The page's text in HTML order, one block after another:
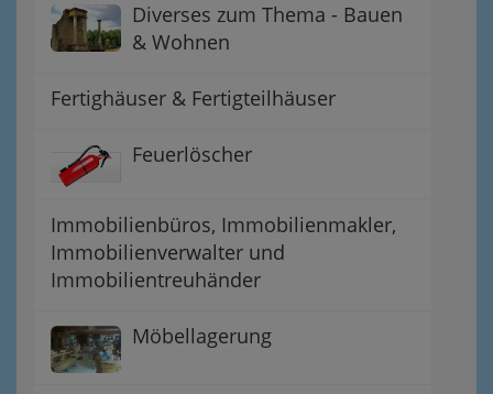
Diverses zum Thema - Bauen
& Wohnen
Fertighäuser & Fertigteilhäuser
Feuerlöscher
Immobilienbüros, Immobilienmakler,
Immobilienverwalter und
Immobilientreuhänder
Möbellagerung